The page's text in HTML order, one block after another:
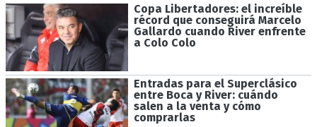
Copa Libertadores: el increíble
récord que conseguirá Marcelo
Gallardo cuando River enfrente
a Colo Colo
Entradas para el Superclásico
entre Boca y River: cuándo
salen a la venta y cómo
comprarlas